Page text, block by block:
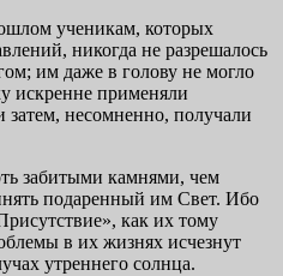
ученикам, которых
никогда не разрешалось
им даже в голову не могло
искренне применяли
затем, несомненно, получали
забитыми камнями, чем
подаренный им Свет. Ибо
как их тому
в их жизнях исчезнут
утреннего солнца.